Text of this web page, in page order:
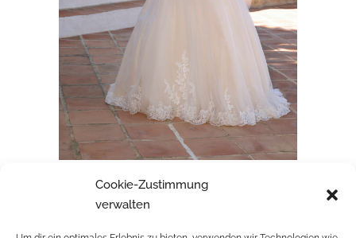
Cookie-Zustimmung
verwalten
BRAUTKLEID NENA